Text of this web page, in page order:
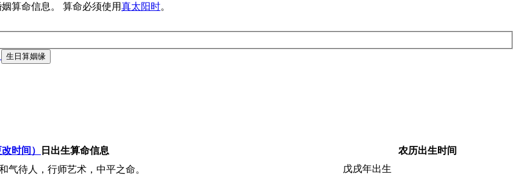
算命信息。 算命必须使用真太阳时。
生日算姻缘
改时间） 日出生算命信息
农历出生时间
气待人，行师艺术，中平之命。
戊戌年出生